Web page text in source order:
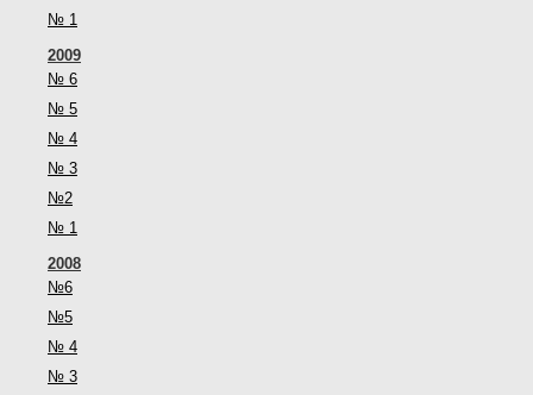
№ 1
2009
№ 6
№ 5
№ 4
№ 3
№2
№ 1
2008
№6
№5
№ 4
№ 3